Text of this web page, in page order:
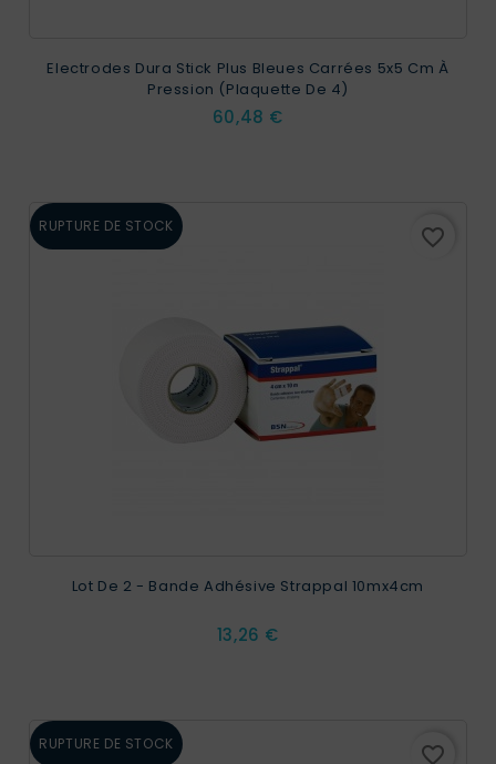
Electrodes Dura Stick Plus Bleues Carrées 5x5 Cm À
Pression (plaquette De 4)
Prix
60,48 €
RUPTURE DE STOCK favorite_border
Lot De 2 - Bande Adhésive Strappal 10mx4cm
Prix
13,26 €
RUPTURE DE STOCK favorite_border